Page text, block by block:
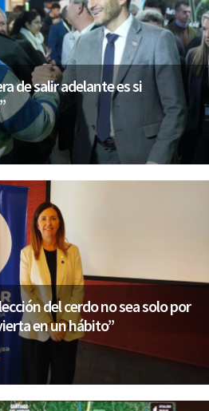
de salir adelante es si
del cerdo no sea solo por
en un hábito”